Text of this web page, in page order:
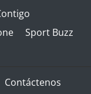
Sport Buzz
Contáctenos